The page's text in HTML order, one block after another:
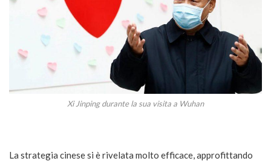
Xi Jinping durante la sua visita a Wuhan
La strategia cinese si è rivelata molto efficace, approfittando